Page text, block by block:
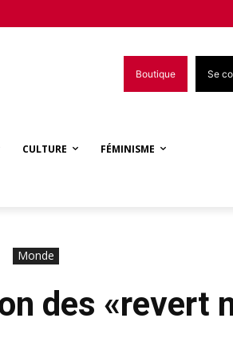
Boutique Se
CULTURE FÉMINISME
Monde
des «revert